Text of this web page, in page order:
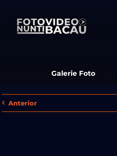
content
Galerie Foto
Anterior